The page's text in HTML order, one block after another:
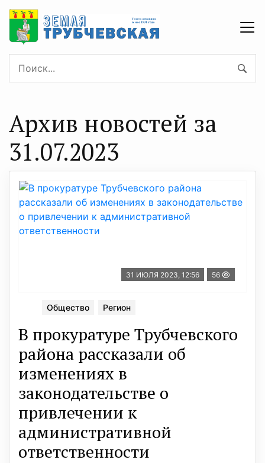
Архив новостей за
31.07.2023
31 ИЮЛЯ 2023, 12:56 56
Общество Регион
В прокуратуре Трубчевского
района рассказали об
изменениях в
законодательстве о
привлечении к
административной
ответственности